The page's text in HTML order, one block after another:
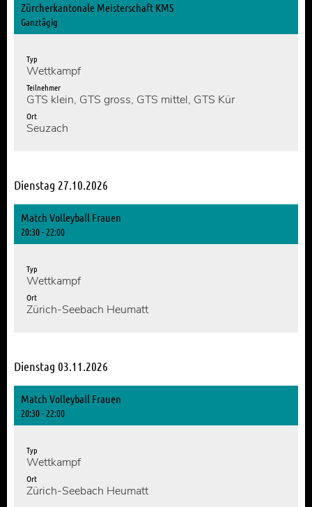
Zürcherkantonale Meisterschaft KMS
Ganztägig
Typ
Wettkampf
Teilnehmer
GTS klein, GTS gross, GTS mittel, GTS Kür
Ort
Seuzach
Dienstag 27.10.2026
Match Volleyball Frauen
20:30 - 22:00
Typ
Wettkampf
Ort
Zürich-Seebach Heumatt
Dienstag 03.11.2026
Match Volleyball Frauen
20:30 - 22:00
Typ
Wettkampf
Ort
Zürich-Seebach Heumatt